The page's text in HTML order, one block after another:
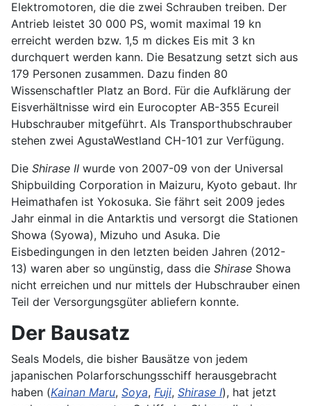
Elektromotoren, die die zwei Schrauben treiben. Der
Antrieb leistet 30 000 PS, womit maximal 19 kn
erreicht werden bzw. 1,5 m dickes Eis mit 3 kn
durchquert werden kann. Die Besatzung setzt sich aus
179 Personen zusammen. Dazu finden 80
Wissenschaftler Platz an Bord. Für die Aufklärung der
Eisverhältnisse wird ein Eurocopter AB-355 Ecureil
Hubschrauber mitgeführt. Als Transporthubschrauber
stehen zwei AgustaWestland CH-101 zur Verfügung.
Die Shirase II wurde von 2007-09 von der Universal
Shipbuilding Corporation in Maizuru, Kyoto gebaut. Ihr
Heimathafen ist Yokosuka. Sie fährt seit 2009 jedes
Jahr einmal in die Antarktis und versorgt die Stationen
Showa (Syowa), Mizuho und Asuka. Die
Eisbedingungen in den letzten beiden Jahren (2012-
13) waren aber so ungünstig, dass die Shirase Showa
nicht erreichen und nur mittels der Hubschrauber einen
Teil der Versorgungsgüter abliefern konnte.
Der Bausatz
Seals Models, die bisher Bausätze von jedem
japanischen Polarforschungsschiff herausgebracht
haben (Kainan Maru, Soya, Fuji, Shirase I), hat jetzt